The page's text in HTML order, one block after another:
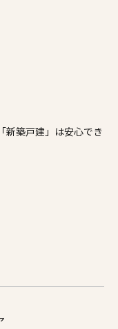
新築戸建」は安心でき